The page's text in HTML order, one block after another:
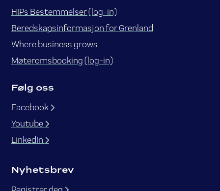
HIPs Bestemmelser (log-in)
Beredskapsinformasjon for Grenland
Where business grows
Møteromsbooking (log-in)
Følg oss
Facebook
Youtube
LinkedIn
Nyhetsbrev